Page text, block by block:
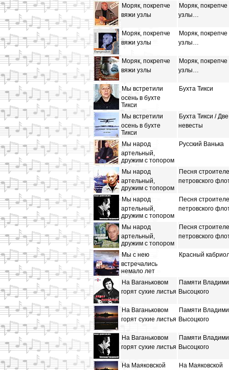
Моряк, покрепче
вяжи узлы
Моряк,
узлы…
Моряк, покрепче
вяжи узлы
Моряк,
узлы…
Моряк, покрепче
вяжи узлы
Моряк,
узлы…
Мы встретили
осень в бухте
Тикси
Бухта Тикси
Мы встретили
осень в бухте
Тикси
Бухта Тикси / Две
невесты
Мы народ
артельный,
дружим с топором
Русский Ванька
Мы народ
артельный,
дружим с топором
Песня
петровского
Мы народ
артельный,
дружим с топором
Песня
петровского
Мы народ
артельный,
дружим с топором
Песня
петровского
Мы с нею
встречались
немало лет
Красный
На Ваганьковом
горят сухие листья
Памяти
Высоцкого
На Ваганьковом
горят сухие листья
Памяти
Высоцкого
На Ваганьковом
горят сухие листья
Памяти
Высоцкого
На Маяковской
На Маяковской